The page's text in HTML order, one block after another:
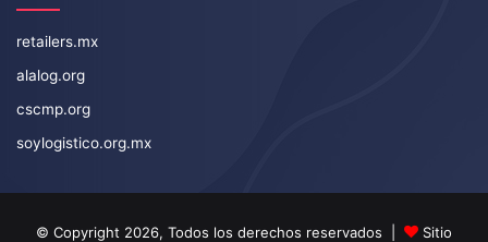
retailers.mx
alalog.org
cscmp.org
soylogistico.org.mx
© Copyright 2026, Todos los derechos reservados | Sitio